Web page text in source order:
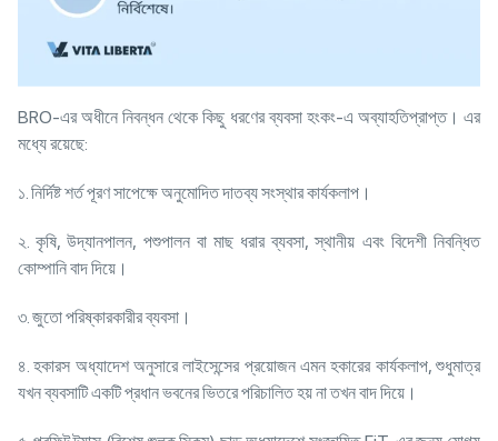
BRO-এর অধীনে নিবন্ধন থেকে কিছু ধরণের ব্যবসা হংকং-এ অব্যাহতিপ্রাপ্ত। এর
মধ্যে রয়েছে:
১. নির্দিষ্ট শর্ত পূরণ সাপেক্ষে অনুমোদিত দাতব্য সংস্থার কার্যকলাপ।
২. কৃষি, উদ্যানপালন, পশুপালন বা মাছ ধরার ব্যবসা, স্থানীয় এবং বিদেশী নিবন্ধিত
কোম্পানি বাদ দিয়ে।
৩. জুতো পরিষ্কারকারীর ব্যবসা।
৪. হকারস অধ্যাদেশ অনুসারে লাইসেন্সের প্রয়োজন এমন হকারের কার্যকলাপ, শুধুমাত্র
যখন ব্যবসাটি একটি প্রধান ভবনের ভিতরে পরিচালিত হয় না তখন বাদ দিয়ে।